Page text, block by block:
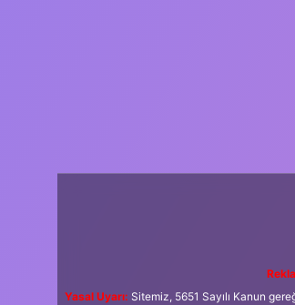
Yasal Uyarı: Sitemiz, 5651 Sayılı Kanun